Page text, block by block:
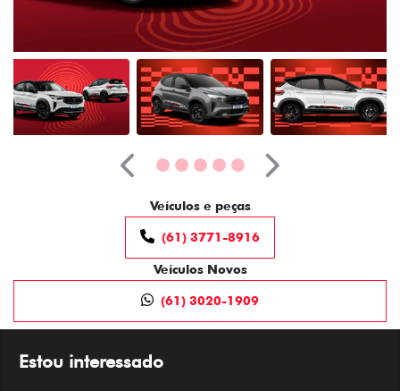
Estou interessado
Anterior Próximo
Veículos e peças
(61) 3771-8916
Veículos Novos
(61) 3020-1909